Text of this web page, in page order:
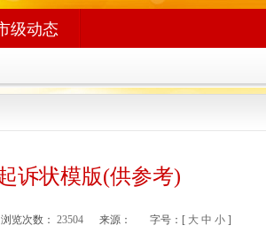
级动态
诉状模版(供参考)
览次数： 23504 来源： 字号：[ 大 中 小 ]